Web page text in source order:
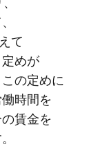
て​
めが​
の​定めに​
時間を​
賃金を​